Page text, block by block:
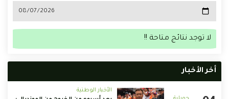
لا توجد نتائج متاحة !!
أخر الأخبار
الأخبار الوطنية